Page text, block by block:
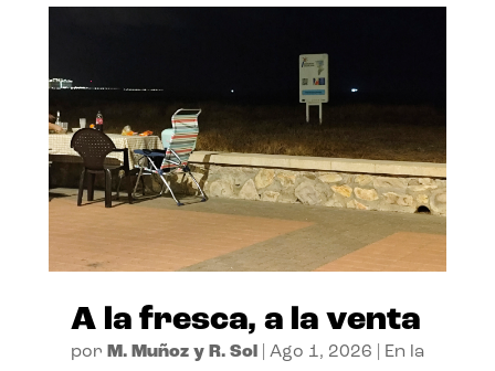
A la fresca, a la venta
por M. Muñoz y R. Sol| Ago 1, 2026
En la